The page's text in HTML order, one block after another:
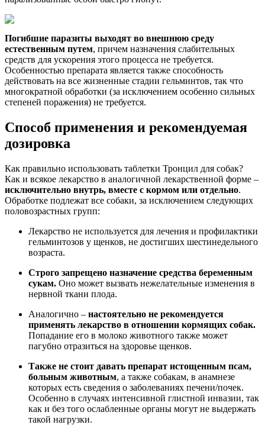
Погибшие паразиты выходят во внешнюю среду
естественным путем, причем назначения слабительных
средств для ускорения этого процесса не требуется.
Особенностью препарата является также способность
действовать на все жизненные стадии гельминтов, так что
многократной обработки (за исключением особенно сильных
степеней поражения) не требуется.
Способ применения и рекомендуемая
дозировка
Как правильно использовать таблетки Тронцил для собак?
Как и всякое лекарство в аналогичной лекарственной форме –
исключительно внутрь, вместе с кормом или отдельно.
Обработке подлежат все собаки, за исключением следующих
половозрастных групп:
Лекарство не используется для лечения и профилактики
гельминтозов у щенков, не достигших шестинедельного
возраста.
Строго запрещено назначение средства беременным
сукам. Оно может вызвать нежелательные изменения в
нервной ткани плода.
Аналогично – настоятельно не рекомендуется
применять лекарство в отношении кормящих собак.
Попадание его в молоко животного также может
пагубно отразиться на здоровье щенков.
Также не стоит давать препарат истощенным псам,
больным животным, а также собакам, в анамнезе
которых есть сведения о заболеваниях печени/почек.
Особенно в случаях интенсивной глистной инвазии, так
как и без того ослабленные органы могут не выдержать
такой нагрузки.